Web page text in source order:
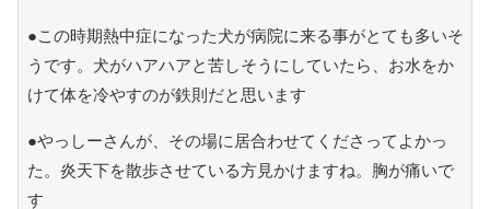
●この時期熱中症になった犬が病院に来る事がとても多いそ
うです。犬がハアハアと苦しそうにしていたら、お水をか
けて体を冷やすのが鉄則だと思います
●やっしーさんが、その場に居合わせてくださってよかっ
た。炎天下を散歩させている方見かけますね。胸が痛いで
す